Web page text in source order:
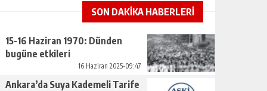
SON DAKİKA HABERLERİ
15-16 Haziran 1970: Dünden
bugüne etkileri
16 Haziran 2025-09:47
Ankara’da Suya Kademeli Tarife